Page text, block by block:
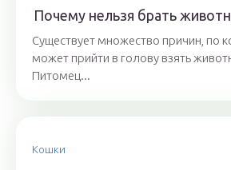
Почему нельзя брать
Существует множество причин, по
может прийти в голову взять
Питомец...
Кошки